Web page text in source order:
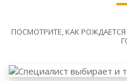
ПОСМОТРИТЕ, КАК